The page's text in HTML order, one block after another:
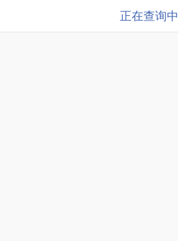
正在查询中